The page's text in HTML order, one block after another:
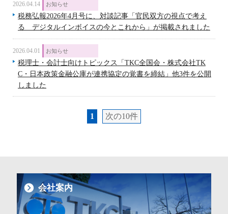
2026.04.14 お知らせ
税務弘報2026年4月号に、対談記事「官民双方の視点で考え
る デジタルインボイスの今とこれから」が掲載されました
2026.04.01 お知らせ
税理士・会計士向けトピックス「TKC全国会・株式会社TK
C・日本政策金融公庫が連携協定の覚書を締結」他3件を公開
しました
1 次の10件
会社案内